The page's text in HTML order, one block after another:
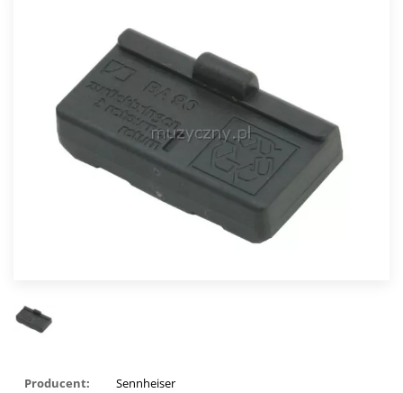
Producent: Sennheiser